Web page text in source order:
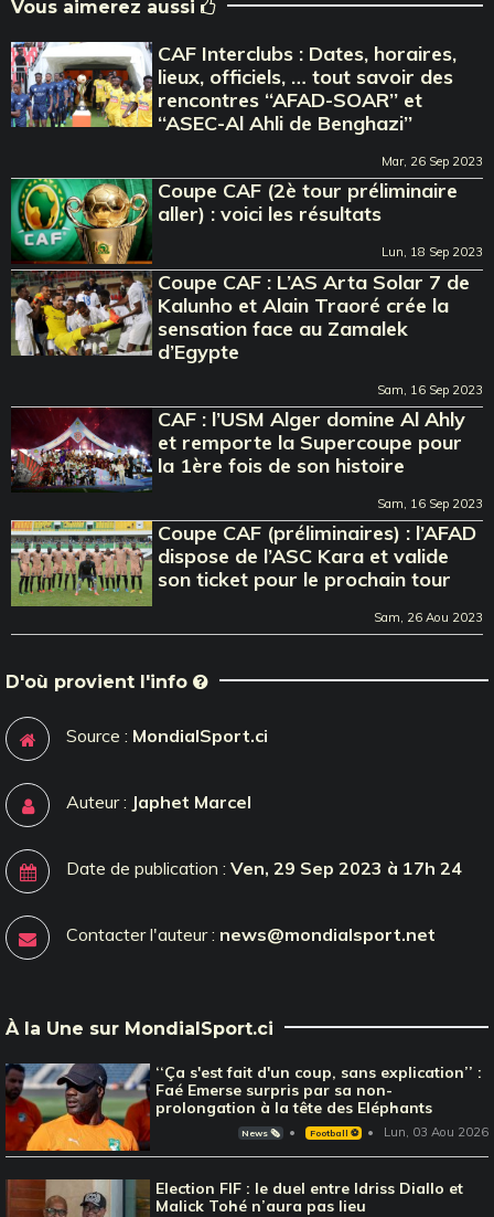
Vous aimerez aussi
CAF Interclubs : Dates, horaires,
lieux, officiels, … tout savoir des
rencontres ‘‘AFAD-SOAR’’ et
‘‘ASEC-Al Ahli de Benghazi’’
Mar, 26 Sep 2023
Coupe CAF (2è tour préliminaire
aller) : voici les résultats
Lun, 18 Sep 2023
Coupe CAF : L’AS Arta Solar 7 de
Kalunho et Alain Traoré crée la
sensation face au Zamalek
d’Egypte
Sam, 16 Sep 2023
CAF : l’USM Alger domine Al Ahly
et remporte la Supercoupe pour
la 1ère fois de son histoire
Sam, 16 Sep 2023
Coupe CAF (préliminaires) : l’AFAD
dispose de l’ASC Kara et valide
son ticket pour le prochain tour
Sam, 26 Aou 2023
D'où provient l'info
Source : MondialSport.ci
Auteur : Japhet Marcel
Date de publication : Ven, 29 Sep 2023 à 17h 24
Contacter l'auteur : news@mondialsport.net
À la Une sur MondialSport.ci
‘‘Ça s'est fait d'un coup, sans explication’’ :
Faé Emerse surpris par sa non-
prolongation à la tête des Eléphants
News 🗞️ Football ⚽️ Lun, 03 Aou 2026
Election FIF : le duel entre Idriss Diallo et
Malick Tohé n’aura pas lieu